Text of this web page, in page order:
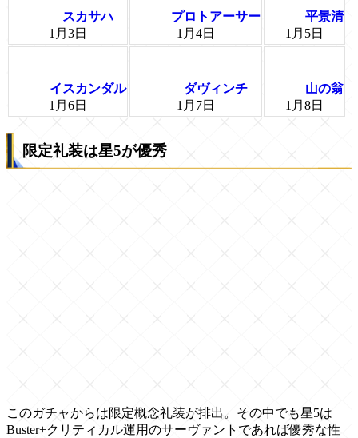
スカサハ
1月3日
プロトアーサー
1月4日
平景清
1月5日
イスカンダル
1月6日
ダヴィンチ
1月7日
山の翁
1月8日
限定礼装は星5が優秀
このガチャからは限定概念礼装が排出。その中でも星5は
Buster+クリティカル運用のサーヴァントであれば優秀な性